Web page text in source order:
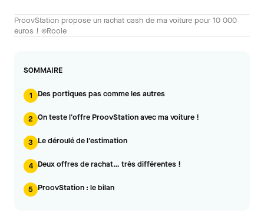
ProovStation propose un rachat cash de ma voiture pour 10 000
euros ! ©Roole
SOMMAIRE
1 Des portiques pas comme les autres
2 On teste l'offre ProovStation avec ma voiture !
3 Le déroulé de l'estimation
4 Deux offres de rachat… très différentes !
5 ProovStation : le bilan